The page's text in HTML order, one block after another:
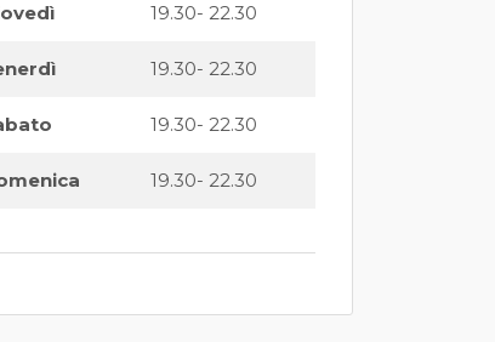
19.30- 22.30
19.30- 22.30
19.30- 22.30
19.30- 22.30